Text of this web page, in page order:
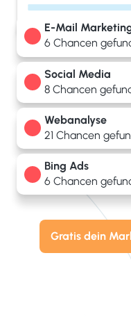
E-Mail
6 Chancen
Social Media
8 Chancen
Webanalyse
21 Chancen
Bing Ads
6 Chancen
Gratis dein